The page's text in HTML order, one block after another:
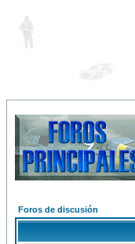
Foros de discusión